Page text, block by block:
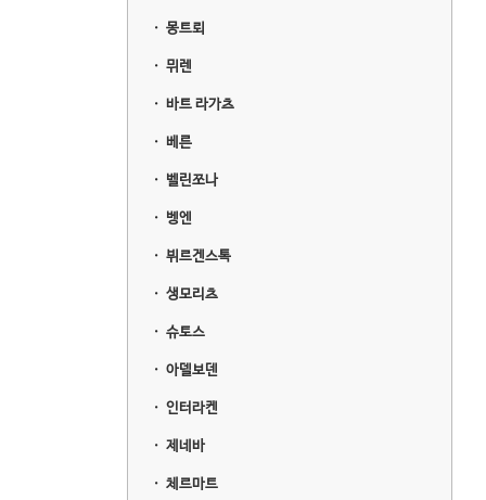
ㆍ 몽트뢰
ㆍ 뮈렌
ㆍ 바트 라가츠
ㆍ 베른
ㆍ 벨린쪼나
ㆍ 벵엔
ㆍ 뷔르겐스톡
ㆍ 생모리츠
ㆍ 슈토스
ㆍ 아델보덴
ㆍ 인터라켄
ㆍ 제네바
ㆍ 체르마트